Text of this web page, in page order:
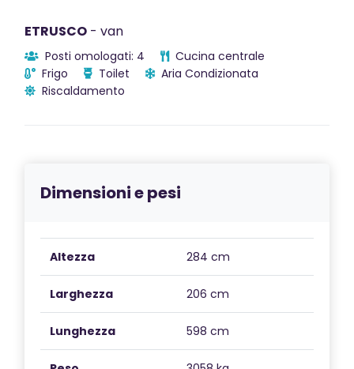
ETRUSCO - van
Posti omologati: 4
Cucina centrale
Frigo
Toilet
Aria Condizionata
Riscaldamento
Dimensioni e pesi
Altezza 284 cm
Larghezza 206 cm
Lunghezza 598 cm